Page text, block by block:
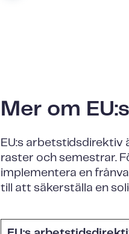
Mer om
EU:s
raster och semestrar.
implementera en
till att säkerställa en